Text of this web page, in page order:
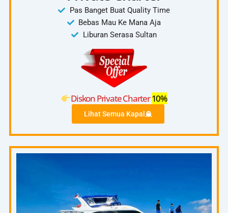
Pas Banget Buat Quality Time
Bebas Mau Ke Mana Aja
Liburan Serasa Sultan
Diskon Private Charter10%
Lihat Semua Kapal